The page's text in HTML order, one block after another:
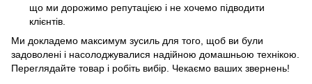
що ми дорожимо репутацією і не хочемо підводити
клієнтів.
Ми докладемо максимум зусиль для того, щоб ви були
задоволені і насолоджувалися надійною домашньою технікою.
Переглядайте товар і робіть вибір. Чекаємо ваших звернень!